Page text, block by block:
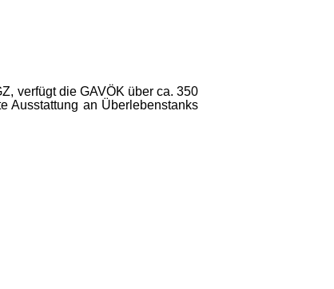
verfügt die GAVÖK über ca. 350
Ausstattung an Überle­benstanks